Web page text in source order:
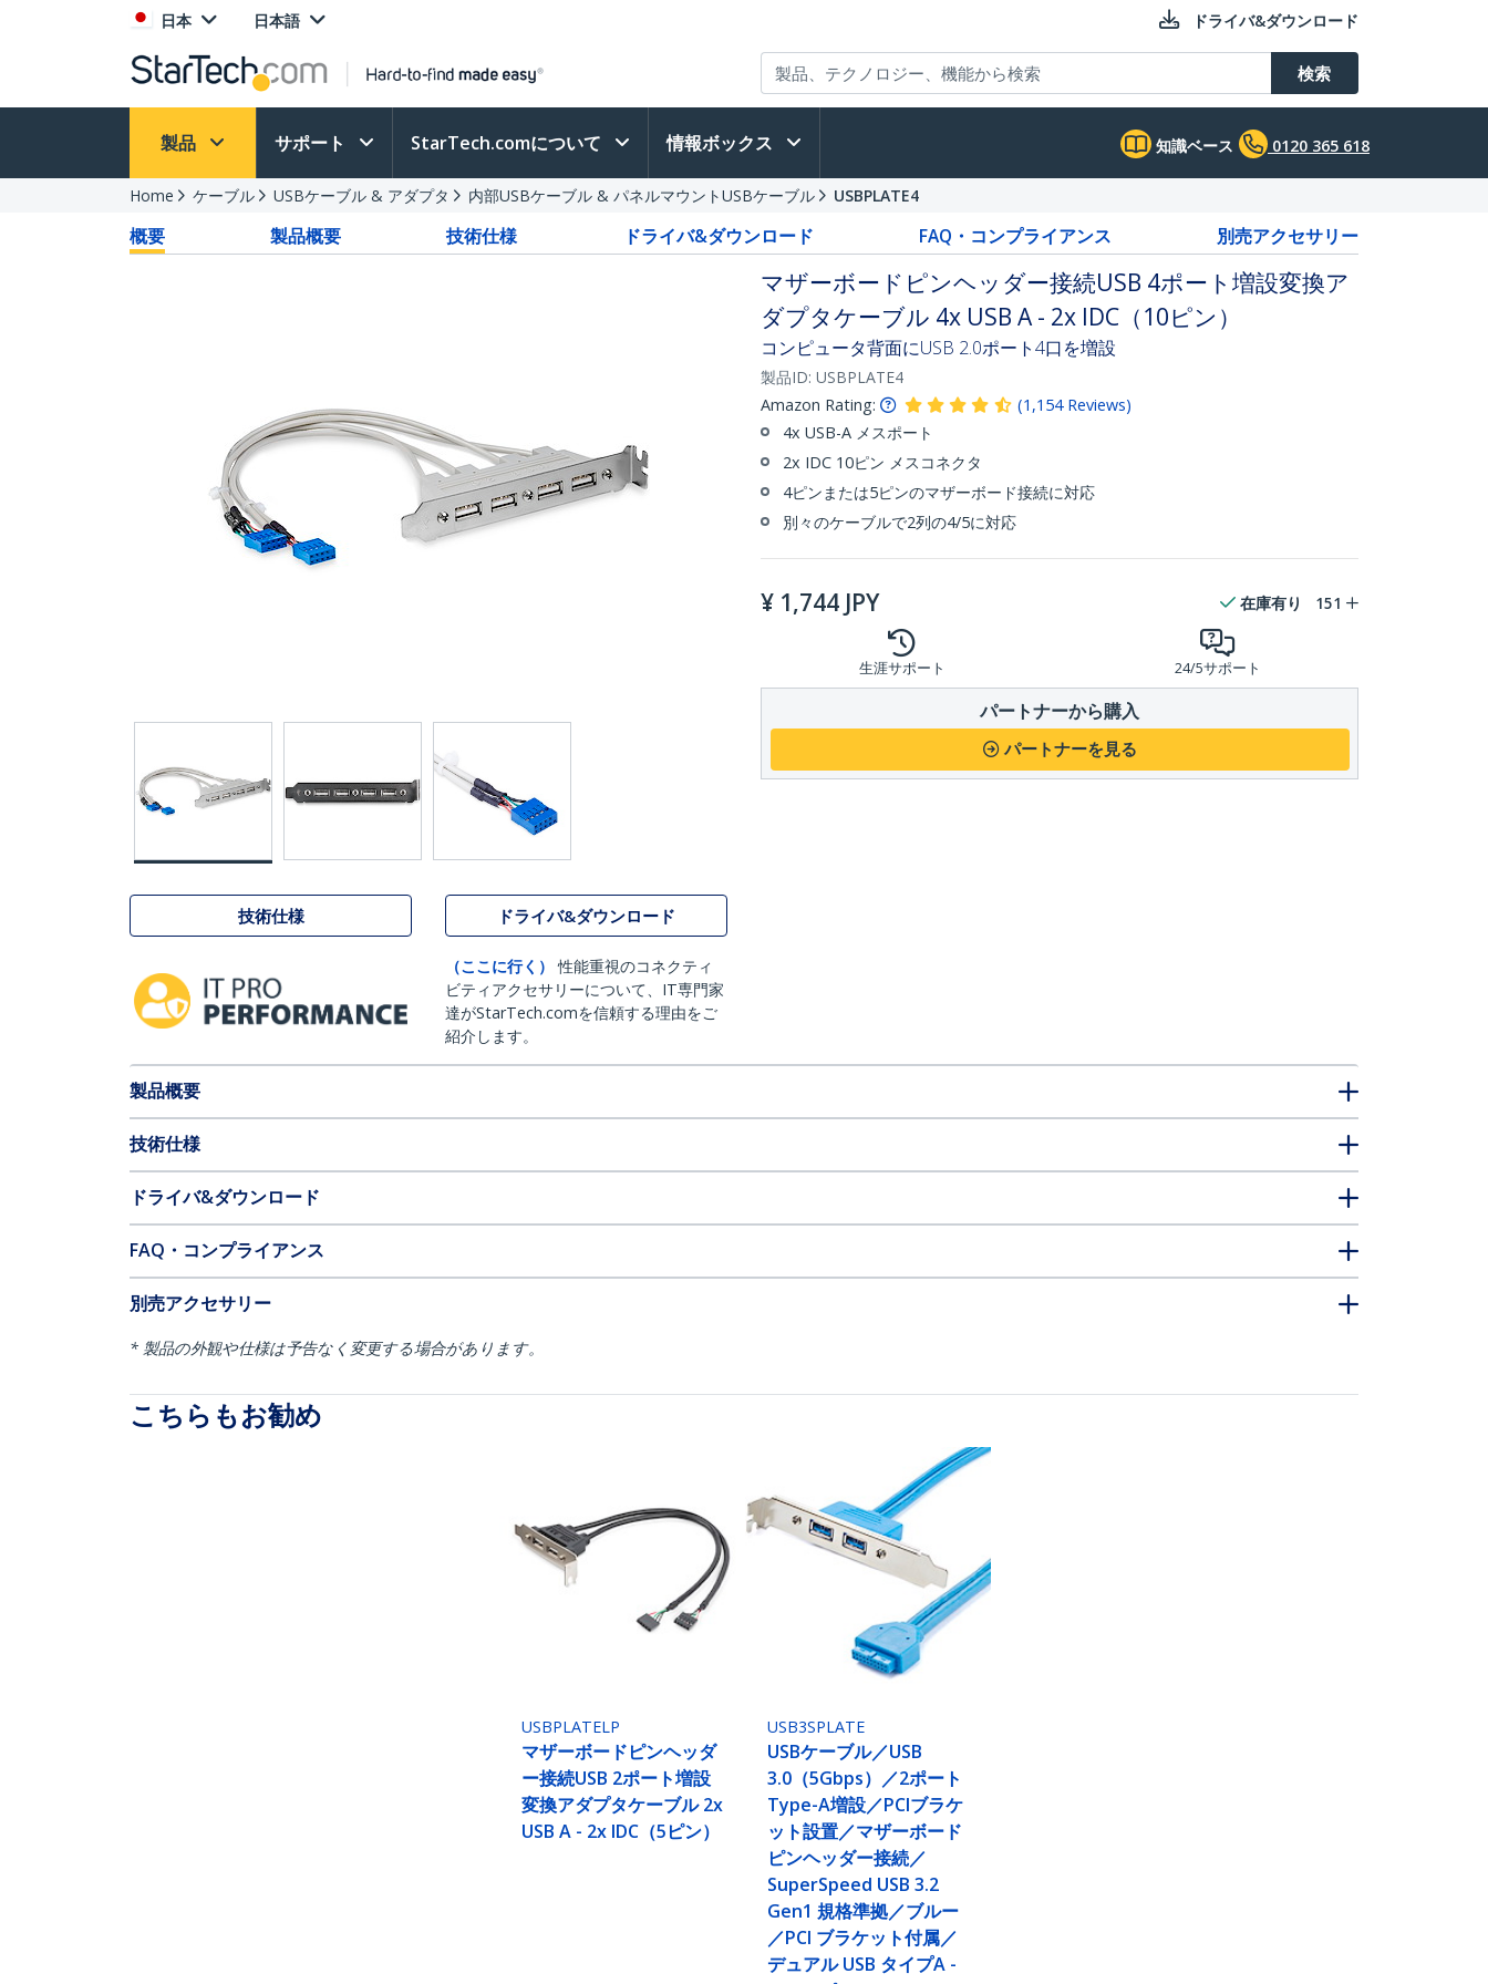
日本 日本語 ドライバ&ダウンロード
検索
製品 サポート StarTech.comについて 情報ボックス 知識ベース 0120 365 618
Home ケーブル USBケーブル & アダプタ 内部USBケーブル & パネルマウントUSBケーブル USBPLATE4
概要 製品概要 技術仕様 ドライバ&ダウンロード FAQ・コンプライアンス 別売アクセサリー
技術仕様 ドライバ&ダウンロード
（ここに行く）
性能重視のコネクティ
ビティアクセサリーについて、IT専門家
達がStarTech.comを信頼する理由をご
紹介します。
マザーボードピンヘッダー接続USB 4ポート増設変換ア
ダプタケーブル 4x USB A - 2x IDC（10ピン）
コンピュータ背面にUSB 2.0ポート4口を増設
製品ID: USBPLATE4
Amazon Rating:
(1,154 Reviews)
4x USB-A メスポート
2x IDC 10ピン メスコネクタ
4ピンまたは5ピンのマザーボード接続に対応
別々のケーブルで2列の4/5に対応
¥ 1,744 JPY 在庫有り 151
生涯サポート 24/5サポート
パートナーから購入
パートナーを見る
製品概要
技術仕様
ドライバ&ダウンロード
FAQ・コンプライアンス
別売アクセサリー
* 製品の外観や仕様は予告なく変更する場合があります。
こちらもお勧め
USBPLATELP
マザーボードピンヘッダ
ー接続USB 2ポート増設
変換アダプタケーブル 2x
USB A - 2x IDC（5ピン）
USB3SPLATE
USBケーブル／USB
3.0（5Gbps）／2ポート
Type-A増設／PCIブラケ
ット設置／マザーボード
ピンヘッダー接続／
SuperSpeed USB 3.2
Gen1 規格準拠／ブルー
／PCI ブラケット付属／
デュアル USB タイプA -